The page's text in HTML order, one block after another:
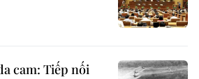
cam: Tiếp nối